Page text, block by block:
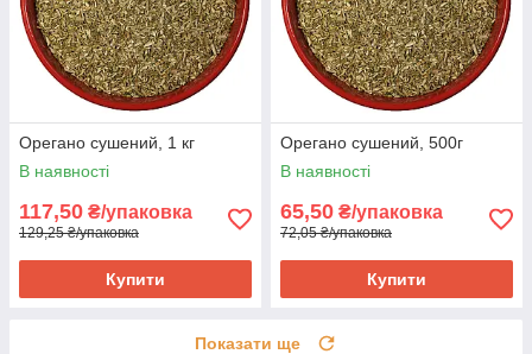
Орегано сушений, 1 кг
В наявності
117,50 ₴/упаковка
129,25 ₴/упаковка
Купити
Орегано сушений, 500г
В наявності
65,50 ₴/упаковка
72,05 ₴/упаковка
Купити
Показати ще